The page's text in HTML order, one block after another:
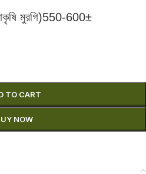
মুরগি)550-600±
TO CART
NOW